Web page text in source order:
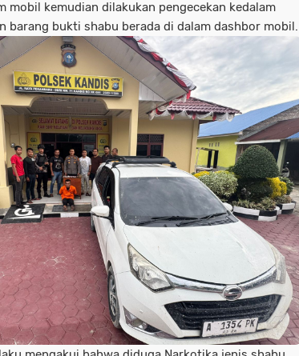
mobil kemudian dilakukan pengecekan kedalam
barang bukti shabu berada di dalam dashbor mobil.